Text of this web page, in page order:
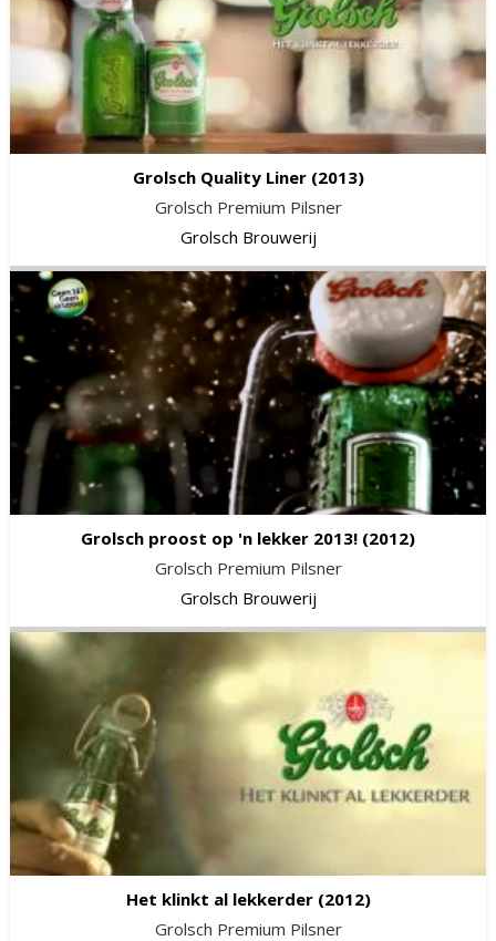
Grolsch Quality Liner (2013)
Grolsch Premium Pilsner
Grolsch Brouwerij
Grolsch proost op 'n lekker 2013! (2012)
Grolsch Premium Pilsner
Grolsch Brouwerij
Het klinkt al lekkerder (2012)
Grolsch Premium Pilsner